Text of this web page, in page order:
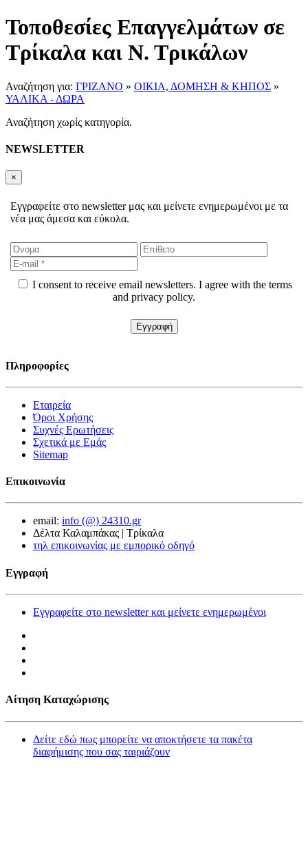
Τοποθεσίες Επαγγελμάτων σε
Τρίκαλα και Ν. Τρικάλων
Αναζήτηση για: ΓΡΙΖΑΝΟ » ΟΙΚΙΑ, ΔΟΜΗΣΗ & ΚΗΠΟΣ »
ΥΑΛΙΚΑ - ΔΩΡΑ
Αναζήτηση χωρίς κατηγορία.
NEWSLETTER
×
Εγγραφείτε στο newsletter μας και μείνετε ενημερωμένοι με τα
νέα μας άμεσα και εύκολα.
I consent to receive email newsletters. I agree with the terms
and privacy policy.
Πληροφορίες
Εταιρεία
Όροι Χρήσης
Συχνές Ερωτήσεις
Σχετικά με Εμάς
Sitemap
Επικοινωνία
email: info (@) 24310.gr
Δέλτα Καλαμπάκας | Τρίκαλα
τηλ επικοινωνίας με εμπορικό οδηγό
Εγγραφή
Εγγραφείτε στο newsletter και μείνετε ενημερωμένοι
Αίτηση Καταχώρισης
Δείτε εδώ πως μπορείτε να αποκτήσετε τα πακέτα
διαφήμισης που σας ταιριάζουν